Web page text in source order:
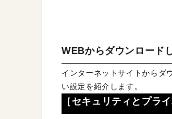
WEBからダウンロード
インターネットサイトからダ
い設定を紹介します。
［セキュリティとプライ